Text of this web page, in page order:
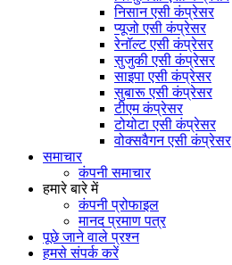
निसान एसी कंप्रेसर
प्यूजो एसी कंप्रेसर
रेनॉल्ट एसी कंप्रेसर
सुजुकी एसी कंप्रेसर
साइपा एसी कंप्रेसर
सुबारू एसी कंप्रेसर
टीएम कंप्रेसर
टोयोटा एसी कंप्रेसर
वोक्सवैगन एसी कंप्रेसर
समाचार
कंपनी समाचार
हमारे बारे में
कंपनी प्रोफाइल
मानद प्रमाण पत्र
पूछे जाने वाले प्रश्न
हमसे संपर्क करें